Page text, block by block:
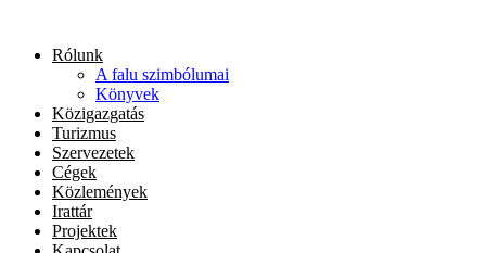
tartalomhoz
Rólunk
A falu szimbólumai
Könyvek
Közigazgatás
Turizmus
Szervezetek
Cégek
Közlemények
Irattár
Projektek